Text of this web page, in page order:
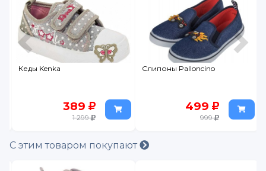
Кеды Kenka
389
1 299
Слипоны Palloncino
499
999
С этим товаром покупают